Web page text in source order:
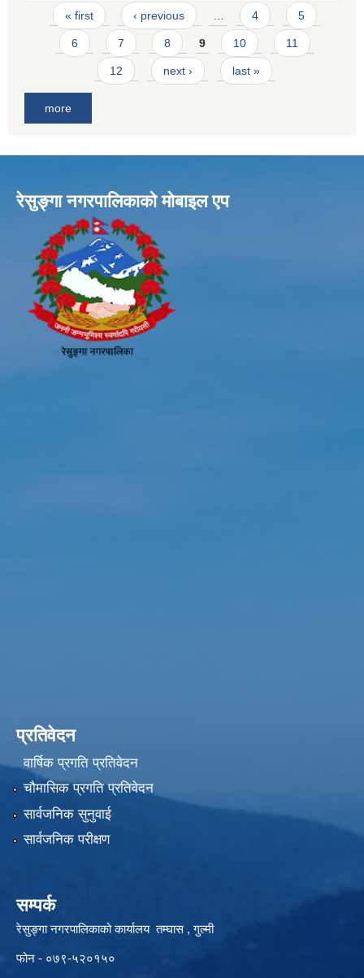
Pages
« first ‹ previous 4 5
6 7 8 9 10 11
12 next › last »
more
रेसुङ्गा नगरपालिकाकाे माेबाइल एप
प्रतिवेदन
वार्षिक प्रगति प्रतिवेदन
चौमासिक प्रगति प्रतिवेदन
सार्वजनिक सुनुवाई
सार्वजनिक परीक्षण
सम्पर्क
रेसुङ्गा नगरपालिकाको कार्यालय तम्घास , गुल्मी
फोन - ०७९-५२०१५०